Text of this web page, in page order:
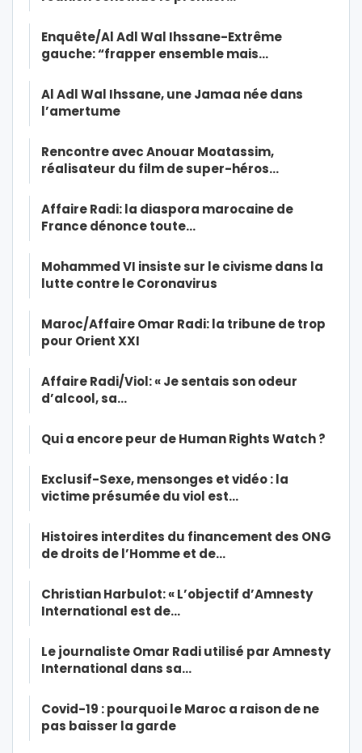
Enquête/Al Adl Wal Ihssane-Extrême
gauche: “frapper ensemble mais…
Al Adl Wal Ihssane, une Jamaa née dans
l’amertume
Rencontre avec Anouar Moatassim,
réalisateur du film de super-héros…
Affaire Radi: la diaspora marocaine de
France dénonce toute…
Mohammed VI insiste sur le civisme dans la
lutte contre le Coronavirus
Maroc/Affaire Omar Radi: la tribune de trop
pour Orient XXI
Affaire Radi/Viol: « Je sentais son odeur
d’alcool, sa…
Qui a encore peur de Human Rights Watch ?
Exclusif-Sexe, mensonges et vidéo : la
victime présumée du viol est…
Histoires interdites du financement des ONG
de droits de l’Homme et de…
Christian Harbulot: « L’objectif d’Amnesty
International est de…
Le journaliste Omar Radi utilisé par Amnesty
International dans sa…
Covid-19 : pourquoi le Maroc a raison de ne
pas baisser la garde